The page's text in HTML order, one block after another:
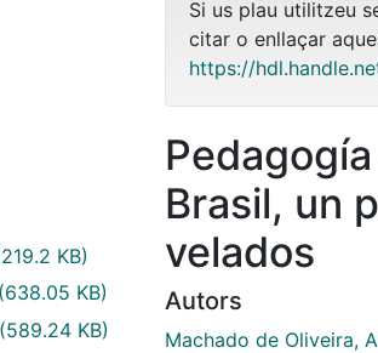
KB)
(638.05 KB)
(589.24 KB)
Si us plau utilitzeu
citar o enllaçar
https://
Brasil, un
velados
Autors
Machado de Oliveira,